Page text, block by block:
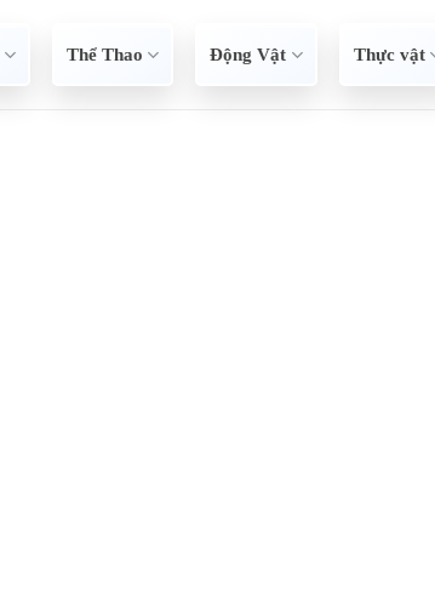
Thể Thao Động Vật Thực vật